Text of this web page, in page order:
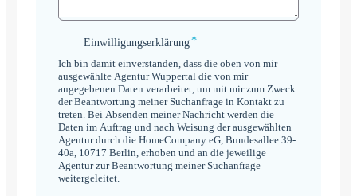
Einwilligungserklärung
Einwilligungserklärung*
Ich bin damit einverstanden, dass die oben von mir
ausgewählte Agentur Wuppertal die von mir
angegebenen Daten verarbeitet, um mit mir zum Zweck
der Beantwortung meiner Suchanfrage in Kontakt zu
treten. Bei Absenden meiner Nachricht werden die
Daten im Auftrag und nach Weisung der ausgewählten
Agentur durch die HomeCompany eG, Bundesallee 39-
40a, 10717 Berlin, erhoben und an die jeweilige
Agentur zur Beantwortung meiner Suchanfrage
weitergeleitet.